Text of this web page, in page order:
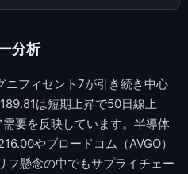
分析
ニフィセント7が引き続き中心
は短期上昇で50日線上
要を反映しています。半導体
やブロードコム（AVGO）
懸念の中でもサプライチェー